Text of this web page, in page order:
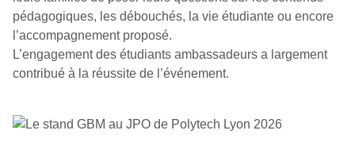
pédagogiques, les débouchés, la vie étudiante ou encore
l’accompagnement proposé.
L’engagement des étudiants ambassadeurs a largement
contribué à la réussite de l’événement.